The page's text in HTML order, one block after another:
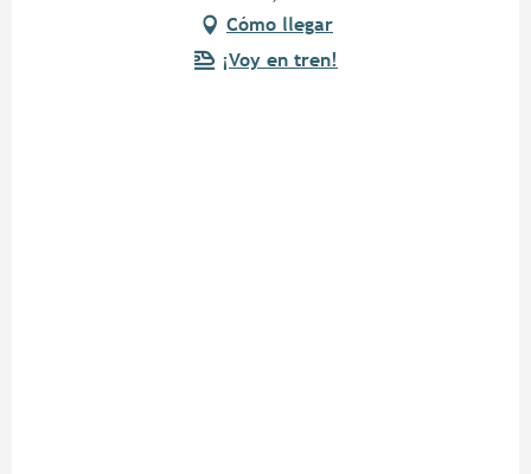
Cómo llegar
¡Voy en tren!